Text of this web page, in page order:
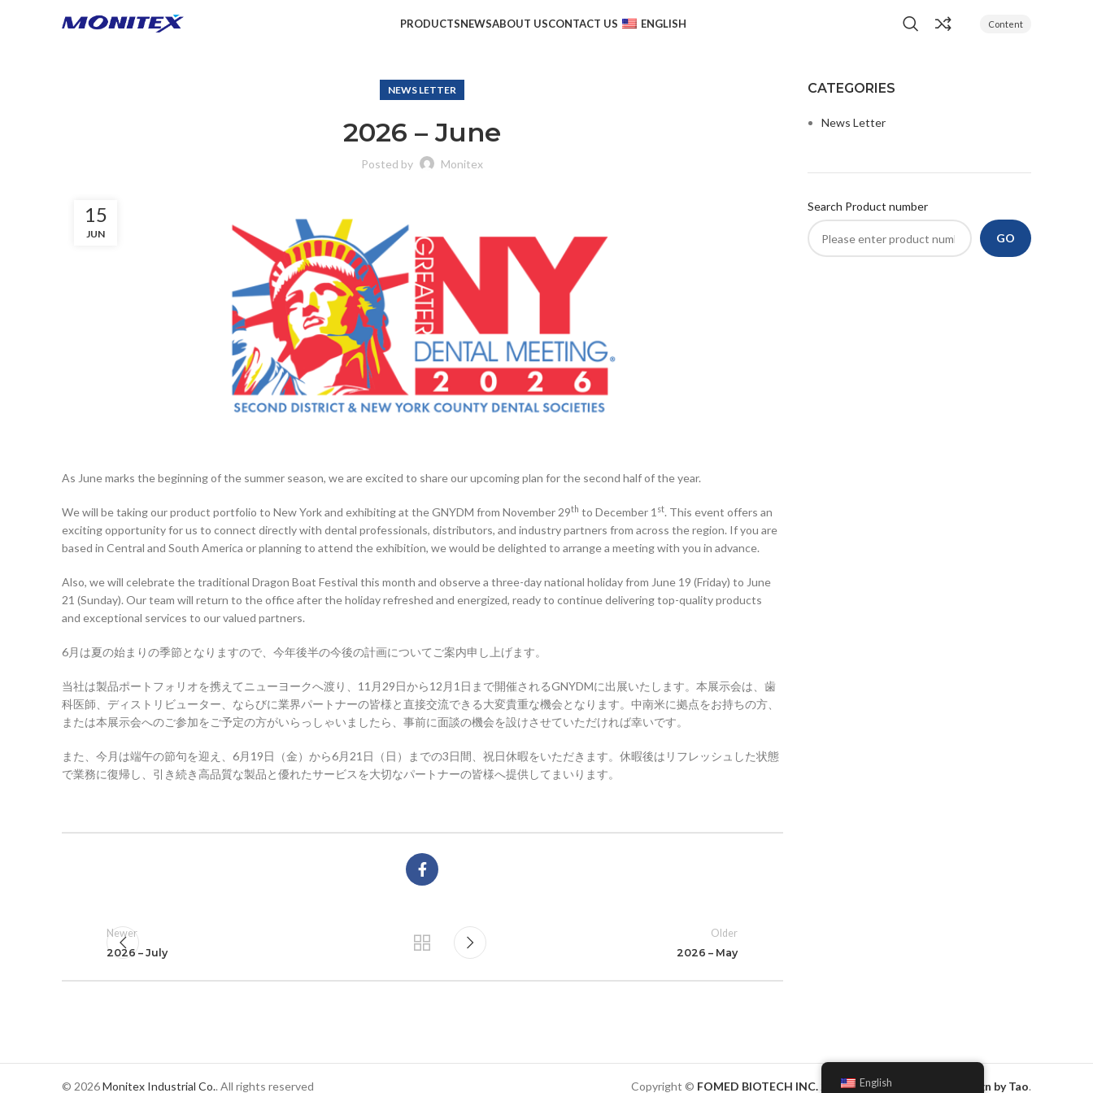
PRODUCTSNEWSABOUT USCONTACT US ENGLISH Content
NEWS LETTER
2026 – June
Posted by Monitex
15
JUN
As June marks the beginning of the summer season, we are excited to share our upcoming plan for the second half of the year.
We will be taking our product portfolio to New York and exhibiting at the GNYDM from November 29th to December 1 st. This event offers an
exciting opportunity for us to connect directly with dental professionals, distributors, and industry partners from across the region. If you are
based in Central and South America or planning to attend the exhibition, we would be delighted to arrange a meeting with you in advance.
Also, we will celebrate the traditional Dragon Boat Festival this month and observe a three-day national holiday from June 19 (Friday) to June
21 (Sunday). Our team will return to the office after the holiday refreshed and energized, ready to continue delivering top-quality products
and exceptional services to our valued partners.
6月は夏の始まりの季節となりますので、今年後半の今後の計画についてご案内申し上げます。
当社は製品ポートフォリオを携えてニューヨークへ渡り、11月29日から12月1日まで開催されるGNYDMに出展いたします。本展示会は、歯
科医師、ディストリビューター、ならびに業界パートナーの皆様と直接交流できる大変貴重な機会となります。中南米に拠点をお持ちの方、
または本展示会へのご参加をご予定の方がいらっしゃいましたら、事前に面談の機会を設けさせていただければ幸いです。
また、今月は端午の節句を迎え、6月19日（金）から6月21日（日）までの3日間、祝日休暇をいただきます。休暇後はリフレッシュした状態
で業務に復帰し、引き続き高品質な製品と優れたサービスを大切なパートナーの皆様へ提供してまいります。
Newer
2026 – July
Older
2026 – May
CATEGORIES
News Letter
Search Product number
GO
© 2026Monitex Industrial Co.. All rights reserved Copyright © FOMED BIOTECH INC. 2023All rights reserved. Design by Tao.
English